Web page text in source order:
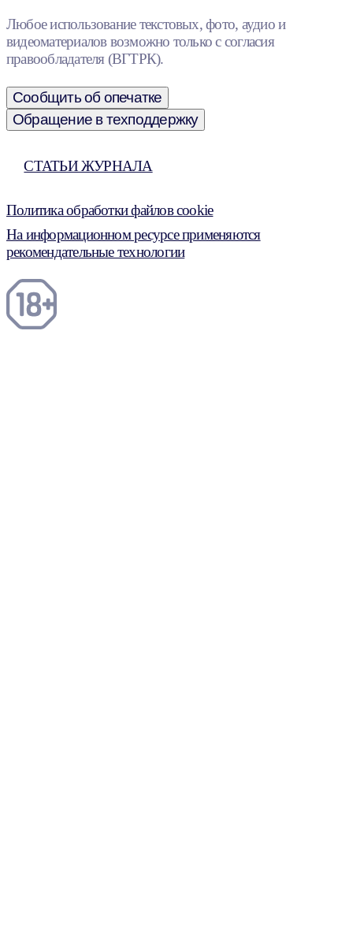
Любое использование текстовых, фото, аудио и
видеоматериалов возможно только с согласия
правообладателя (ВГТРК).
Сообщить об опечатке
Обращение в техподдержку
СТАТЬИ ЖУРНАЛА
Политика обработки файлов cookie
На информационном ресурсе применяются
рекомендательные технологии